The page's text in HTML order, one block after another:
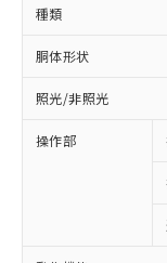
種類
胴体形状
照光/非照光
操作部